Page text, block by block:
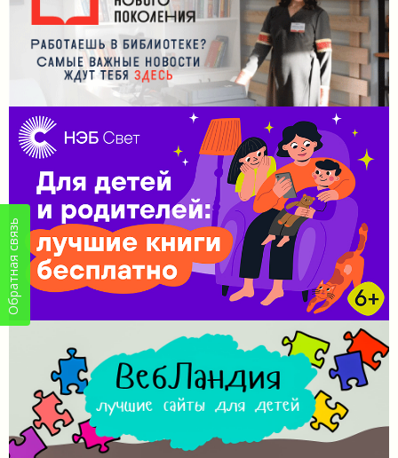
Обратная связь